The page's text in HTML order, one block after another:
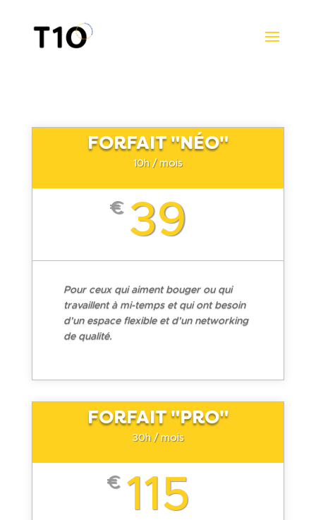
FORFAIT "NÉO"
10h / mois
€ 39
Pour ceux qui aiment bouger ou qui
travaillent à mi-temps et qui ont besoin
d’un espace flexible et d’un networking
de qualité.
FORFAIT "PRO"
30h / mois
€ 115